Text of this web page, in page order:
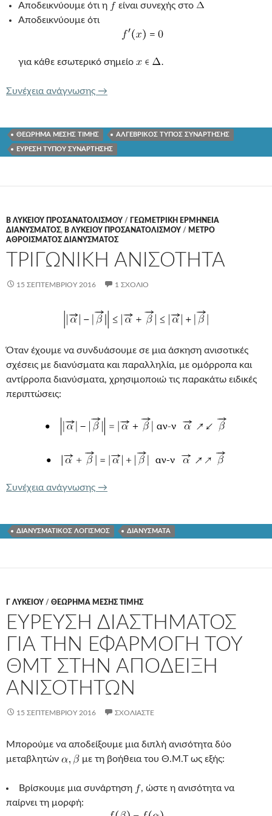
Αποδεικνύουμε ότι η
είναι συνεχής στο
Αποδεικνύουμε ότι
για κάθε εσωτερικό σημείο
Συνέχεια ανάγνωσης ΣΤΑΘΕΡΗ ΣΥΝΑΡΤΗΣΗ
→
ΘΕΩΡΗΜΑ ΜΕΣΗΣ ΤΙΜΗΣ ΑΛΓΕΒΡΙΚΟΣ ΤΥΠΟΣ ΣΥΝΑΡΤΗΣΗΣ
ΕΥΡΕΣΗ ΤΥΠΟΥ ΣΥΝΑΡΤΗΣΗΣ
Β ΛΥΚΕΙΟΥ ΠΡΟΣΑΝΑΤΟΛΙΣΜΟΥ / ΓΕΩΜΕΤΡΙΚΗ ΕΡΜΗΝΕΙΑ
ΔΙΑΝΥΣΜΑΤΟΣ, Β ΛΥΚΕΙΟΥ ΠΡΟΣΑΝΑΤΟΛΙΣΜΟΥ / ΜΕΤΡΟ
ΑΘΡΟΙΣΜΑΤΟΣ ΔΙΑΝΥΣΜΑΤΟΣ
ΤΡΙΓΩΝΙΚΗ ΑΝΙΣΟΤΗΤΑ
15 ΣΕΠΤΕΜΒΡΊΟΥ 2016 1 ΣΧΌΛΙΟ
Όταν έχουμε να συνδυάσουμε σε μια άσκηση ανισοτικές
σχέσεις με διανύσματα και παραλληλία, με ομόρροπα και
αντίρροπα διανύσματα, χρησιμοποιώ τις παρακάτω ειδικές
περιπτώσεις:
Συνέχεια ανάγνωσης ΤΡΙΓΩΝΙΚΗ ΑΝΙΣΟΤΗΤΑ
→
ΔΙΑΝΥΣΜΑΤΙΚΟΣ ΛΟΓΙΣΜΟΣ ΔΙΑΝΥΣΜΑΤΑ
Γ ΛΥΚΕΊΟΥ / ΘΕΩΡΗΜΑ ΜΕΣΗΣ ΤΙΜΗΣ
ΕΥΡΕΥΣΗ ΔΙΑΣΤΗΜΑΤΟΣ
ΓΙΑ ΤΗΝ ΕΦΑΡΜΟΓΗ ΤΟΥ
ΘΜΤ ΣΤΗΝ ΑΠΟΔΕΙΞΗ
ΑΝΙΣΟΤΗΤΩΝ
15 ΣΕΠΤΕΜΒΡΊΟΥ 2016 ΣΧΟΛΙΆΣΤΕ
Μπορούμε να αποδείξουμε μια διπλή ανισότητα δύο
μεταβλητών
με τη βοήθεια του Θ.Μ.Τ ως εξής:
Βρίσκουμε μια συνάρτηση
, ώστε η ανισότητα να
παίρνει τη μορφή: